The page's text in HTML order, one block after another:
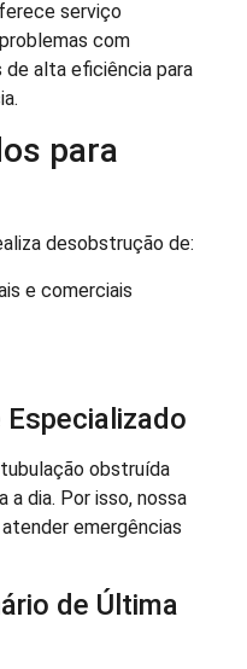
serviço
com
alta eficiência para
para
desobstrução de:
e comerciais
obstruída
a dia. Por isso, nossa
emergências
de Última